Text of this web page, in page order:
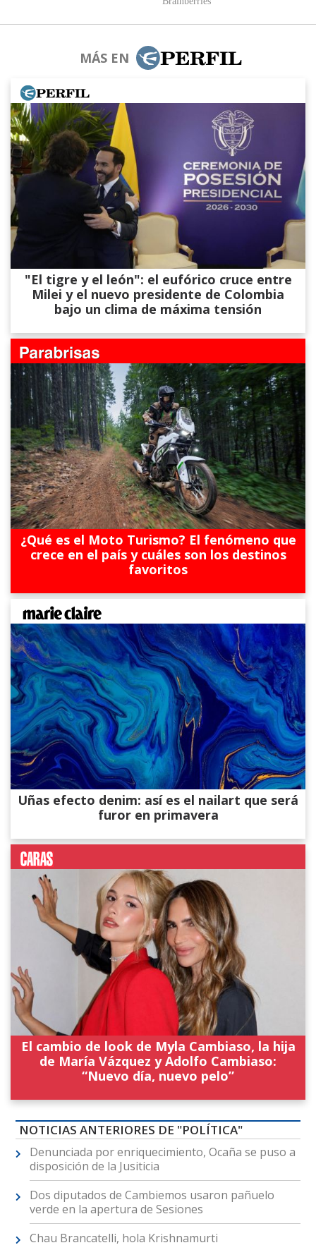
MÁS EN
"El tigre y el león": el eufórico cruce entre
Milei y el nuevo presidente de Colombia
bajo un clima de máxima tensión
¿Qué es el Moto Turismo? El fenómeno que
crece en el país y cuáles son los destinos
favoritos
Uñas efecto denim: así es el nailart que será
furor en primavera
El cambio de look de Myla Cambiaso, la hija
de María Vázquez y Adolfo Cambiaso:
“Nuevo día, nuevo pelo”
NOTICIAS ANTERIORES DE "POLÍTICA"
Denunciada por enriquecimiento, Ocaña se puso a
disposición de la Jusiticia
Dos diputados de Cambiemos usaron pañuelo
verde en la apertura de Sesiones
Chau Brancatelli, hola Krishnamurti